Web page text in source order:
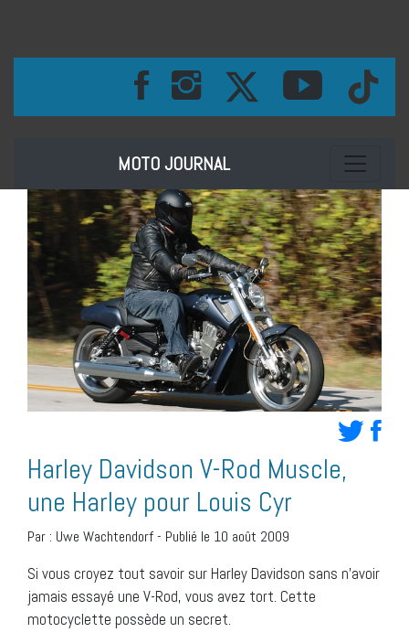
MOTO JOURNAL Toggle
Harley Davidson V-Rod Muscle,
une Harley pour Louis Cyr
Par : Uwe Wachtendorf- Publié le 10 août 2009
Si vous croyez tout savoir sur Harley Davidson sans n’avoir
jamais essayé une V-Rod, vous avez tort. Cette
motocyclette possède un secret.